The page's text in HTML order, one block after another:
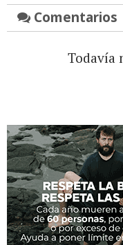
Comentarios
Todavía